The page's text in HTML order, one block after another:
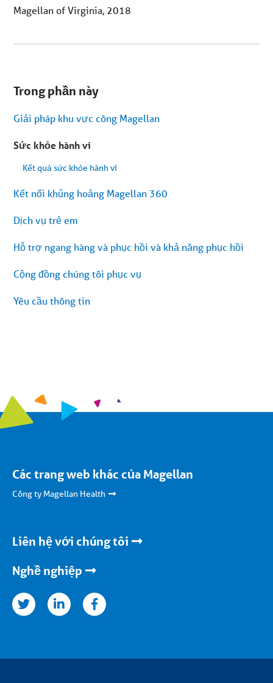
ở
phụ.
Bỏ
nội
dung
viết
Trong phần này
Giải pháp khu vực công Magellan
Sức khỏe hành vi
Kết quả sức khỏe hành vi
Kết nối khủng hoảng Magellan 360
Dịch vụ trẻ em
Hỗ trợ ngang hàng và phục hồi và khả năng phục hồi
Cộng đồng chúng tôi phục vụ
Yêu cầu thông tin
Magellan of Virginia, 2018
Các trang web khác của Magellan
Công ty Magellan Health
Liên hệ với chúng tôi
Nghề nghiệp